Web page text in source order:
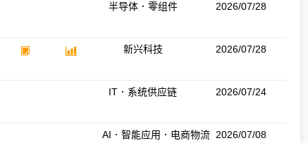
半导体．零组件 2026/07/28
新兴科技 2026/07/28
IT．系统供应链 2026/07/24
AI．智能应用．电商物流 2026/07/08